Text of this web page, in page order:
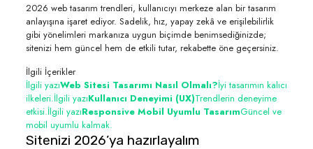
2026 web tasarım trendleri, kullanıcıyı merkeze alan bir tasarım
anlayışına işaret ediyor. Sadelik, hız, yapay zekâ ve erişilebilirlik
gibi yönelimleri markanıza uygun biçimde benimsediğinizde;
sitenizi hem güncel hem de etkili tutar, rekabette öne geçersiniz.
İlgili İçerikler
İlgili yazıWeb Sitesi Tasarımı Nasıl Olmalı?İyi tasarımın kalıcı
ilkeleri.İlgili yazıKullanıcı Deneyimi (UX)Trendlerin deneyime
etkisi.İlgili yazıResponsive Mobil Uyumlu TasarımGüncel ve
mobil uyumlu kalmak.
Sitenizi 2026’ya hazırlayalım